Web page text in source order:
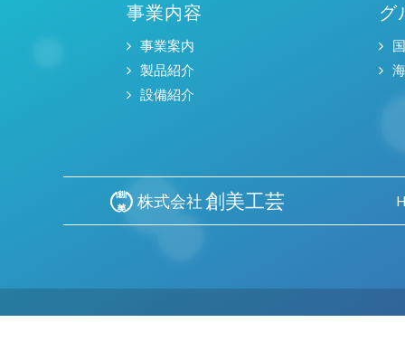
事業内容
事業案内
製品紹介
設備紹介
グ
株式会社創美工芸